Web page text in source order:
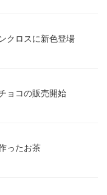
クロスに新色登場
ョコの販売開始
ったお茶